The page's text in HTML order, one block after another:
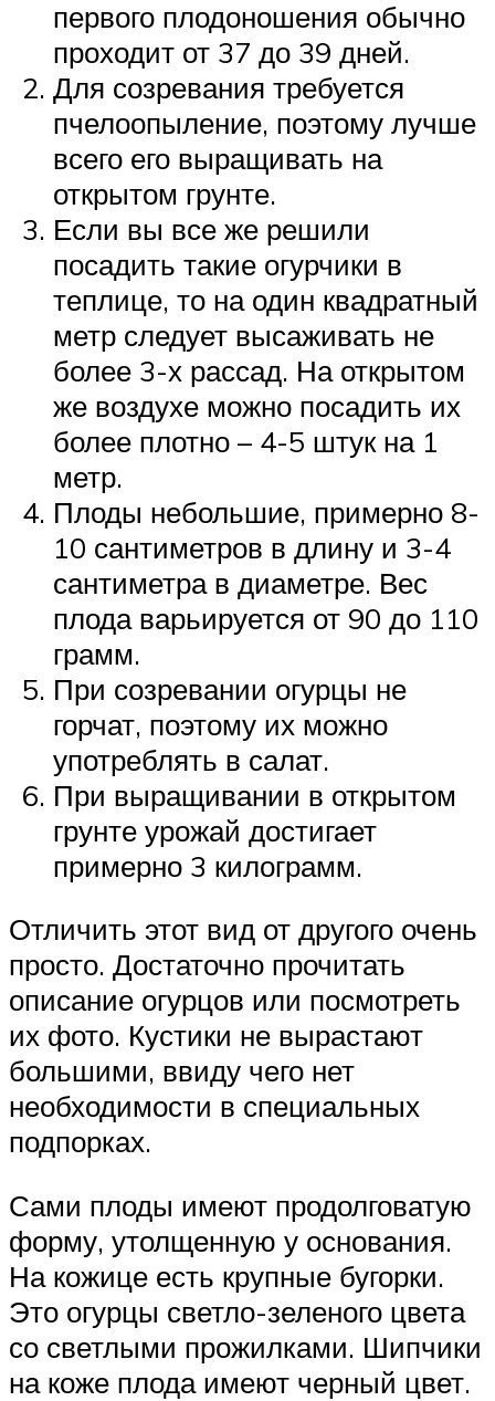
первого плодоношения обычно
проходит от 37 до 39 дней.
Для созревания требуется
пчелоопыление, поэтому лучше
всего его выращивать на
открытом грунте.
Если вы все же решили
посадить такие огурчики в
теплице, то на один квадратный
метр следует высаживать не
более 3-х рассад. На открытом
же воздухе можно посадить их
более плотно ­– 4-5 штук на 1
метр.
Плоды небольшие, примерно 8-
10 сантиметров в длину и 3-4
сантиметра в диаметре. Вес
плода варьируется от 90 до 110
грамм.
При созревании огурцы не
горчат, поэтому их можно
употреблять в салат.
При выращивании в открытом
грунте урожай достигает
примерно 3 килограмм.
Отличить этот вид от другого очень
просто. Достаточно прочитать
описание огурцов или посмотреть
их фото. Кустики не вырастают
большими, ввиду чего нет
необходимости в специальных
подпорках.
Сами плоды имеют продолговатую
форму, утолщенную у основания.
На кожице есть крупные бугорки.
Это огурцы светло-зеленого цвета
со светлыми прожилками. Шипчики
на коже плода имеют черный цвет.